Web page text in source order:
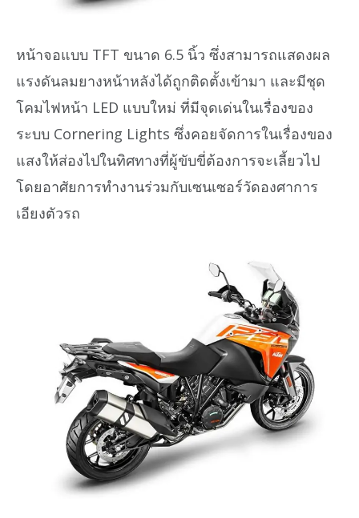
หน้าจอแบบ TFT ขนาด 6.5 นิ้ว ซึ่งสามารถแสดงผล
แรงดันลมยางหน้าหลังได้ถูกติดตั้งเข้ามา และมีชุด
โคมไฟหน้า LED แบบใหม่ ที่มีจุดเด่นในเรื่องของ
ระบบ Cornering Lights ซึ่งคอยจัดการในเรื่องของ
แสงให้ส่องไปในทิศทางที่ผู้ขับขี่ต้องการจะเลี้ยวไป
โดยอาศัยการทำงานร่วมกับเซนเซอร์วัดองศาการ
เอียงตัวรถ